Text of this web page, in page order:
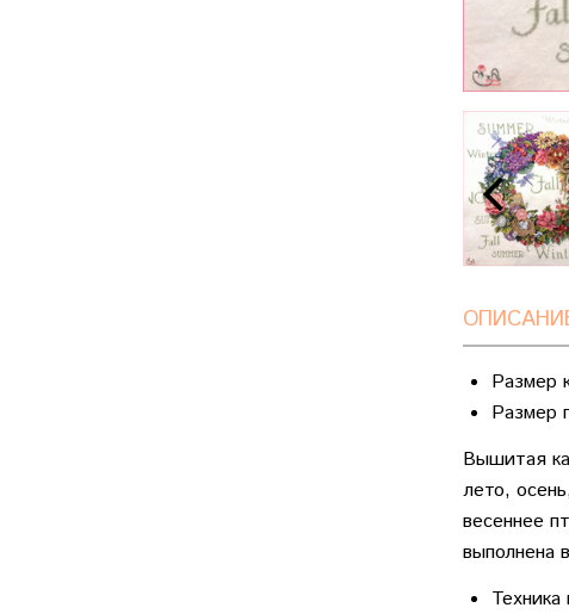
Размер
Размер
Вышитая
лето,
весеннее
выполнена